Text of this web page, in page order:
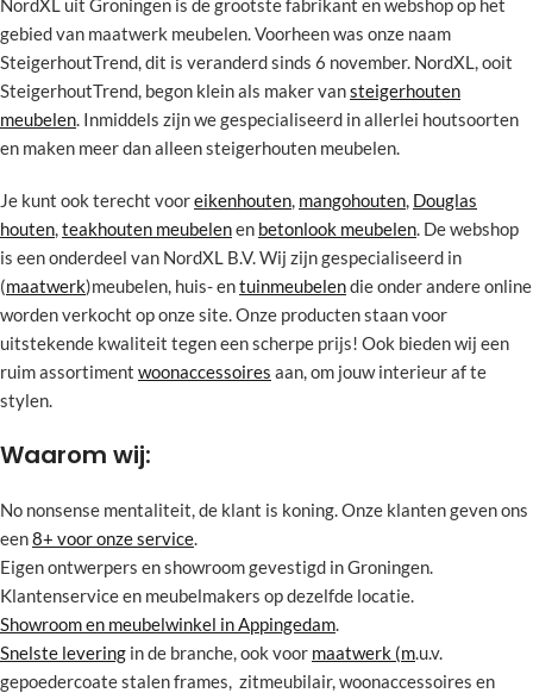
NordXL uit Groningen is de grootste fabrikant en webshop op het
gebied van maatwerk meubelen. Voorheen was onze naam
SteigerhoutTrend, dit is veranderd sinds 6 november. NordXL, ooit
SteigerhoutTrend, begon klein als maker vansteigerhouten
meubelen. Inmiddels zijn we gespecialiseerd in allerlei houtsoorten
en maken meer dan alleen steigerhouten meubelen.
Je kunt ook terecht vooreikenhouten, mangohouten, Douglas
houten,teakhouten meubelenen betonlook meubelen. De webshop
is een onderdeel van NordXL B.V. Wij zijn gespecialiseerd in
(maatwerk)meubelen, huis- entuinmeubelendie onder andere online
worden verkocht op onze site. Onze producten staan voor
uitstekende kwaliteit tegen een scherpe prijs! Ook bieden wij een
ruim assortiment woonaccessoires aan, om jouw interieur af te
stylen.
Waarom wij:
No nonsense mentaliteit, de klant is koning. Onze klanten geven ons
een8+ voor onze service.
Eigen ontwerpers en showroom gevestigd in Groningen.
Klantenservice en meubelmakers op dezelfde locatie.
Showroom en meubelwinkel in Appingedam.
Snelste levering in de branche, ook voor maatwerk (m.u.v.
gepoedercoate stalen frames, zitmeubilair, woonaccessoires en